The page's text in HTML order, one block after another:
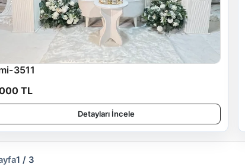
3511
TL
Detayları İncele
1 / 3